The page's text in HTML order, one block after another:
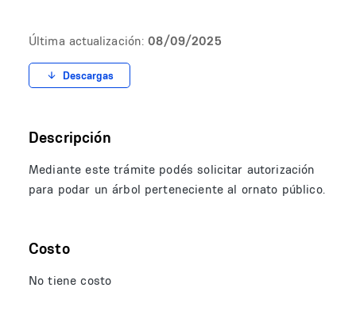
Última actualización: 08/09/2025
Descargas
Descripción
Mediante este trámite podés solicitar autorización
para podar un árbol perteneciente al ornato público.
Costo
No tiene costo